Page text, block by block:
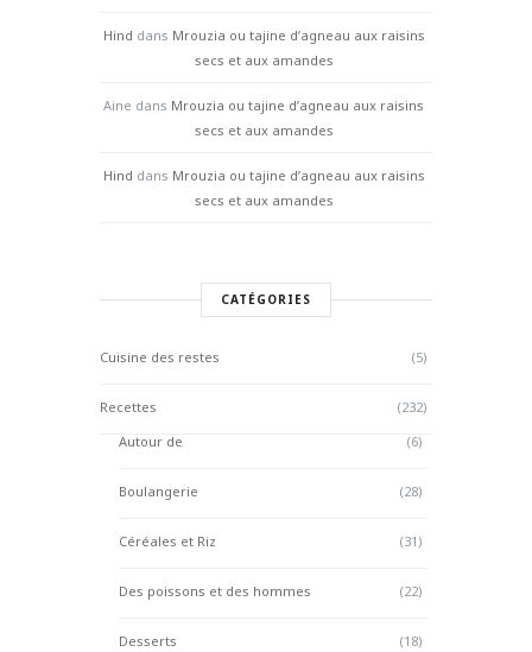
Hind dans Mrouzia ou tajine d’agneau aux raisins
secs et aux amandes
Aine dans Mrouzia ou tajine d’agneau aux raisins
secs et aux amandes
Hind dans Mrouzia ou tajine d’agneau aux raisins
secs et aux amandes
CATÉGORIES
Cuisine des restes (5)
Recettes
(232)
Autour de
(6)
Boulangerie (28)
Céréales et Riz (31)
Des poissons et des hommes (22)
Desserts (18)